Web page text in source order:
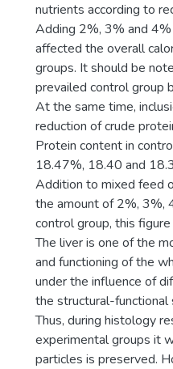
nutrients according to
Adding 2%, 3% and
affected the overall
groups. It should be
prevailed control group
At the same time,
reduction of crude
Protein content in
18.47%, 18.40 and
Addition to mixed feed
the amount of 2%, 3%,
control group, this
The liver is one of the
and functioning of the
under the influence of
the structural-functional
Thus, during histology
experimental groups it
particles is preserved.